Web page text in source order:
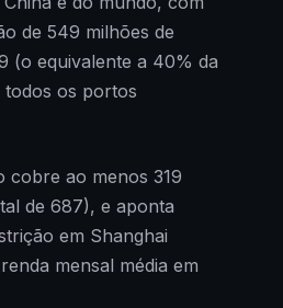
de 549 milhões de
(o equivalente a 40% da
todos os portos
cobre ao menos 319
de 687), e aponta
em Shanghai
mensal média em